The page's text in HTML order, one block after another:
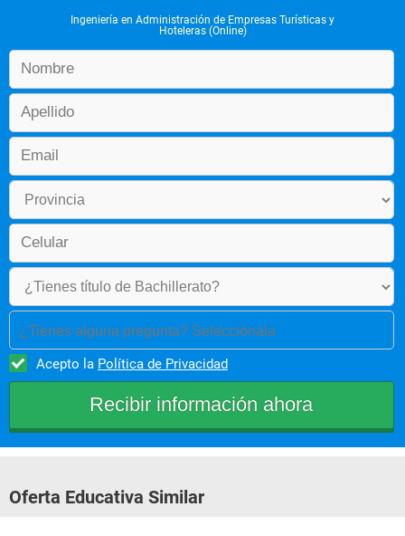
en cada parcial, ó 7/10 en el examen supletorio.
Ingeniería en Administración de Empresas Turísticas y
Hoteleras (Online)
¿Tienes alguna pregunta? Selecciónala
Acepto la Política de Privacidad
Oferta Educativa Similar